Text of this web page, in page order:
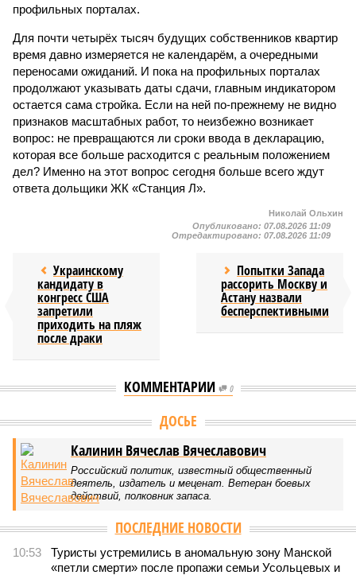
профильных порталах.
Для почти четырёх тысяч будущих собственников квартир
время давно измеряется не календарём, а очередными
переносами ожиданий. И пока на профильных порталах
продолжают указывать даты сдачи, главным индикатором
остается сама стройка. Если на ней по-прежнему не видно
признаков масштабных работ, то неизбежно возникает
вопрос: не превращаются ли сроки ввода в декларацию,
которая все больше расходится с реальным положением
дел? Именно на этот вопрос сегодня больше всего ждут
ответа дольщики ЖК «Станция Л».
Николай Ольхин
Опубликовано: 07.08.2026 11:09
Отредактировано: 07.08.2026 11:09
Украинскому
кандидату в
конгресс США
запретили
приходить на пляж
после драки
Попытки Запада
рассорить Москву и
Астану назвали
бесперспективными
КОММЕНТАРИИ 0
ДОСЬЕ
Калинин Вячеслав Вячеславович
Российский политик, известный общественный
деятель, издатель и меценат. Ветеран боевых
действий, полковник запаса.
ПОСЛЕДНИЕ НОВОСТИ
10:53
Туристы устремились в аномальную зону Манской
«петли смерти» после пропажи семьи Усольцевых и